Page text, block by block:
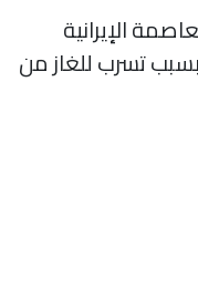
الإيرانية
تسرب للغاز من